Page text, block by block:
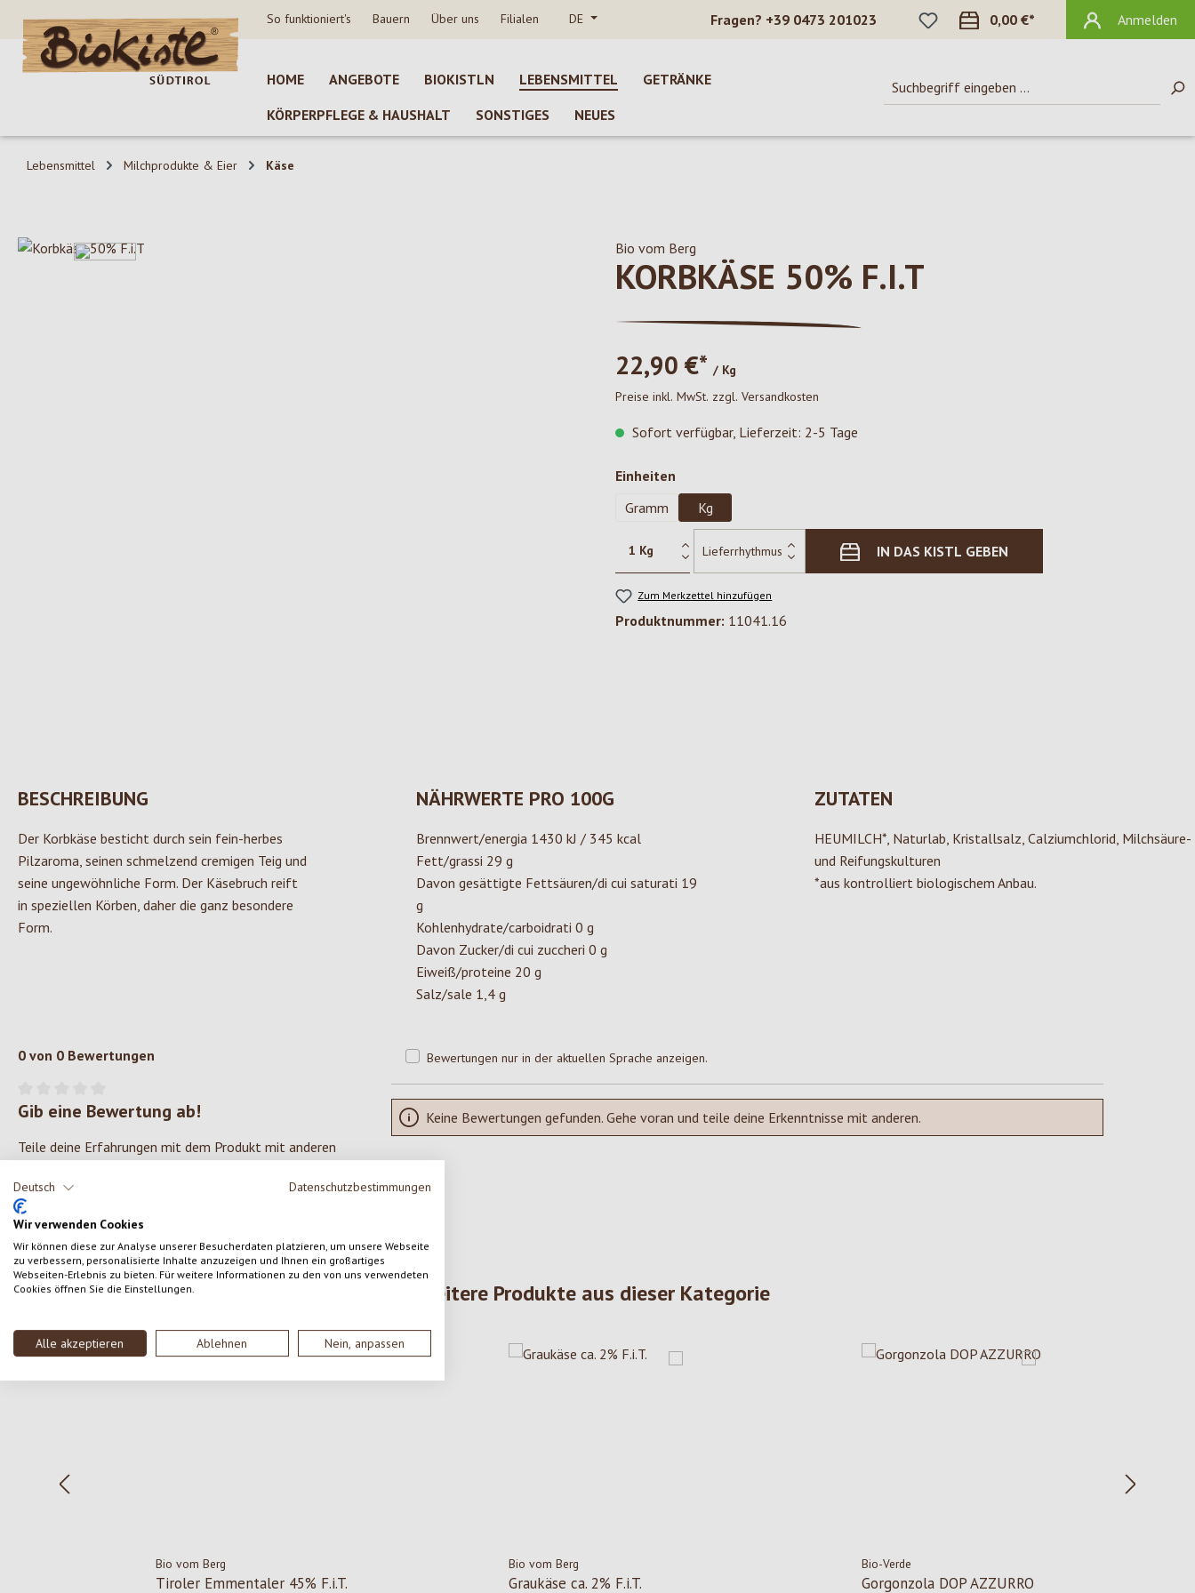
Deutsch Datenschutzbestimmungen
Wir verwenden Cookies
Wir können diese zur Analyse unserer Besucherdaten platzieren, um unsere Webseite
zu verbessern, personalisierte Inhalte anzuzeigen und Ihnen ein großartiges
Webseiten-Erlebnis zu bieten. Für weitere Informationen zu den von uns verwendeten
Cookies öffnen Sie die Einstellungen.
Alle akzeptieren Ablehnen Nein, anpassen
Hauptinhalt springen
Zur Suche springen
Zur Hauptnavigation springen So funktioniert's Bauern Über uns Filialen DE Fragen? +39 0473 201023
DU HAST 0 PRODUKTE AUF DEM
0,00 €* Anmelden
HOME ANGEBOTE BIOKISTLN LEBENSMITTEL
GETRÄNKE
KÖRPERPFLEGE & HAUSHALT
SONSTIGES NEUES
Lebensmittel Milchprodukte & Eier Käse
Bildergalerie überspringen Bio vom Berg
KORBKÄSE 50% F.I.T
22,90 €* / Kg
Preise inkl. MwSt. zzgl. Versandkosten
Sofort verfügbar, Lieferzeit: 2-5 Tage
Einheiten
Gramm
Kg
IN DAS KISTL GEBEN
Zum Merkzettel hinzufügen
Produktnummer: 11041.16
BESCHREIBUNG
Der Korbkäse besticht durch sein fein-herbes
Pilzaroma, seinen schmelzend cremigen Teig und
seine ungewöhnliche Form. Der Käsebruch reift
in speziellen Körben, daher die ganz besondere
Form.
NÄHRWERTE PRO 100G
Brennwert/energia 1430 kJ / 345 kcal
Fett/grassi 29 g
Davon gesättigte Fettsäuren/di cui saturati 19
g
Kohlenhydrate/carboidrati 0 g
Davon Zucker/di cui zuccheri 0 g
Eiweiß/proteine 20 g
Salz/sale 1,4 g
ZUTATEN
HEUMILCH*, Naturlab, Kristallsalz, Calziumchlorid, Milchsäure-
und Reifungskulturen
*aus kontrolliert biologischem Anbau.
0 von 0 Bewertungen
Durchschnittliche Bewertung von 0 von 5 Sternen
Gib eine Bewertung ab!
Teile deine Erfahrungen mit dem Produkt mit anderen
SCHREIBE EINE BEWERTUNG
Bewertungen nur in der aktuellen Sprache anzeigen.
Keine Bewertungen gefunden. Gehe voran und teile deine Erkenntnisse mit anderen.
Weitere Produkte aus dieser Kategorie
Produktgalerie überspringen
Bio vom Berg
Tiroler Emmentaler 45% F.i.T.
Bio vom Berg
Graukäse ca. 2% F.i.T.
Bio-Verde
Gorgonzola DOP AZZURRO